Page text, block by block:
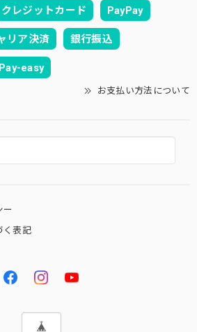
クレジットカード PayPay
リア決済 銀行振込
easy
お支払い方法について
ー
く表記